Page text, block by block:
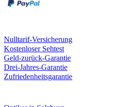
Nulltarif-Versicherung
Kostenloser Sehtest
Geld-zurück-Garantie
Drei-Jahres-Garantie
Zufriedenheitsgarantie